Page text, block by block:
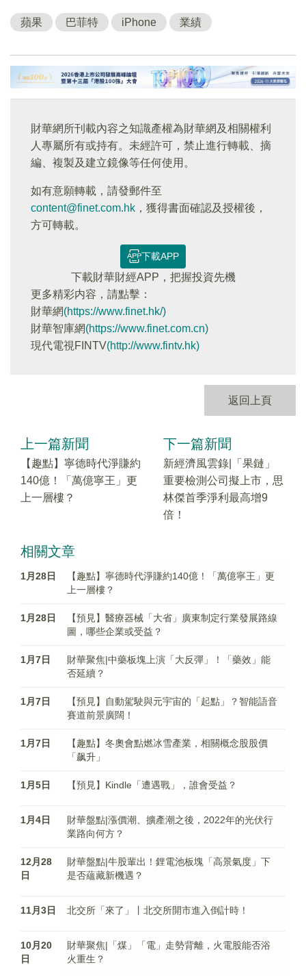
蘋果 巴菲特 iPhone 業績
財華網所刊載內容之知識產權為財華網及相關權利
人專屬所有或持有。未經許可，禁止進行轉載、摘
編、複製及建立鏡像等任何使用。
如有意願轉載，請發郵件至
content@finet.com.hk ，獲得書面確認及授權後，
方可轉載。
下載APP
下載財華財經APP，把握投資先機
更多精彩内容，請點擊：
財華網(https://www.finet.hk/)
財華智庫網(https://www.finet.com.cn)
現代電視FINTV(http://www.fintv.hk)
返回上頁
上一篇新聞
【趣點】寧德時代淨賺約
140億！「萬億寧王」更
上一層樓？
下一篇新聞
新經濟風雲錄|「果鏈」
重要檢測公司擬上市，思
林傑首季淨利最高增9
倍！
相關文章
1月28日
【趣點】寧德時代淨賺約140億！「萬億寧王」更
上一層樓？
1月28日
【預見】醫療器械「大省」廣東制定行業發展路線
圖，哪些企業或受益？
1月7日
財華聚焦|中藥板塊上演「大反彈」！「藥效」能
否延續？
1月7日
【預見】自動駕駛與元宇宙的「起點」？智能語音
賽道前景廣闊！
1月7日
【趣點】冬奧會點燃冰雪產業，相關概念股股價
「飙升」
1月5日 【預見】Kindle「遭遇戰」，誰會受益？
1月4日
財華盤點|漲價潮、擴產潮之後，2022年的光伏行
業路向何方？
12月28
日
財華盤點|牛股輩出！鋰電池板塊「高景氣度」下
是否蘊藏新機遇？
11月3日 北交所「來了」丨北交所開市進入倒計時！
10月20
日
財華聚焦|「煤」「電」走勢背離，火電股能否浴
火重生？